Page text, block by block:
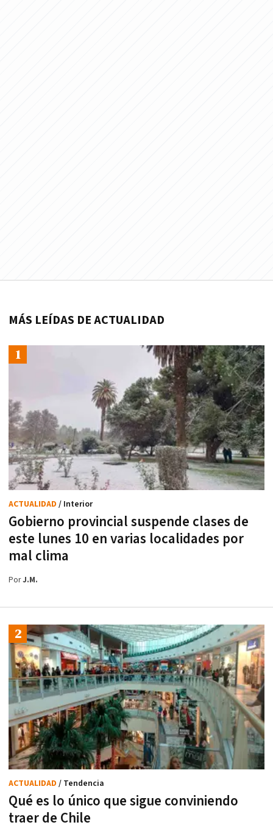
MÁS LEÍDAS DE ACTUALIDAD
Gobierno provincial suspende clases de
este lunes 10 en varias localidades por
mal clima
ACTUALIDAD / Interior
PorJ.M.
Qué es lo único que sigue conviniendo
traer de Chile
ACTUALIDAD / Tendencia